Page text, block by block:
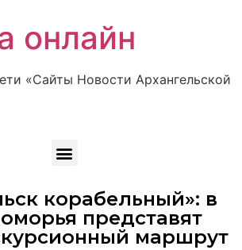
онлайн
«Сайты Новости Архангельской
корабельный»: в
представят
маршрут